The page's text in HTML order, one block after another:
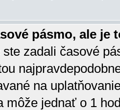
pásmo, ale je
zadali časové
na
môže jednať o 1